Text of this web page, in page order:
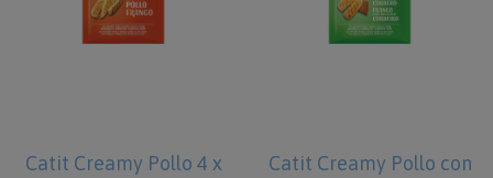
Catit Creamy Pollo 4 x
Catit Creamy Pollo con